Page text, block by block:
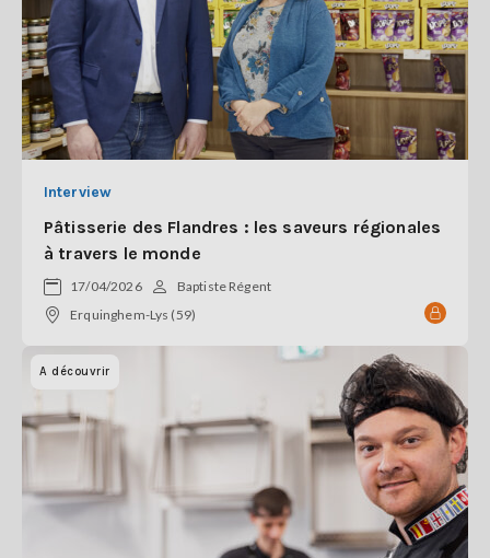
Interview
Pâtisserie des Flandres : les saveurs régionales
à travers le monde
17/04/2026
Baptiste Régent
Erquinghem-Lys (59)
A découvrir